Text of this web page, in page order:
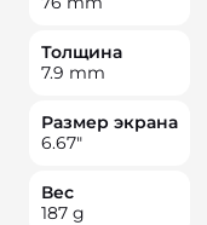
Толщина
7.9 mm
Размер экрана
6.67"
Вес
187 g